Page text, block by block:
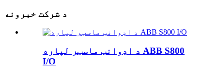
د شرکت خبرونه
د اډوانټ ماسټر لپاره ABB S800
I/O